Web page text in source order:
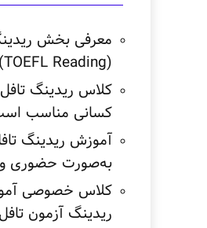
معرفی بخش
(TOEFL Reading)
کلاس ریدینگ
کسانی مناسب
آموزش ریدینگ
به‌صورت حضوری و
کلاس خصوصی
ریدینگ آزمون تافل